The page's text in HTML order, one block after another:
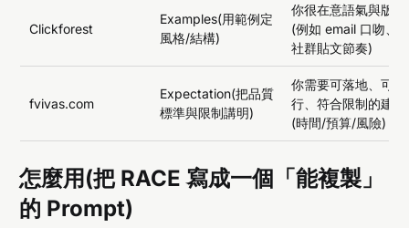
Clickforest
Examples(用範例定
風格/結構)
你很在意語氣與版型
(例如 email 口吻、
社群貼文節奏)
fvivas.com
Expectation(把品質
標準與限制講明)
你需要可落地、可執
行、符合限制的建議
(時間/預算/風險)
怎麼用(把 RACE 寫成一個「能複製」
的 Prompt)